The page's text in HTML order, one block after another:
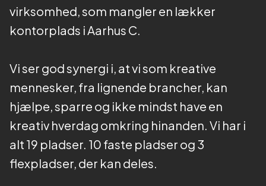
virksomhed, som mangler en lækker
kontorplads i Aarhus C.
Vi ser god synergi i, at vi som kreative
mennesker, fra lignende brancher, kan
hjælpe, sparre og ikke mindst have en
kreativ hverdag omkring hinanden. Vi har i
alt 19 pladser. 10 faste pladser og 3
flexpladser, der kan deles.